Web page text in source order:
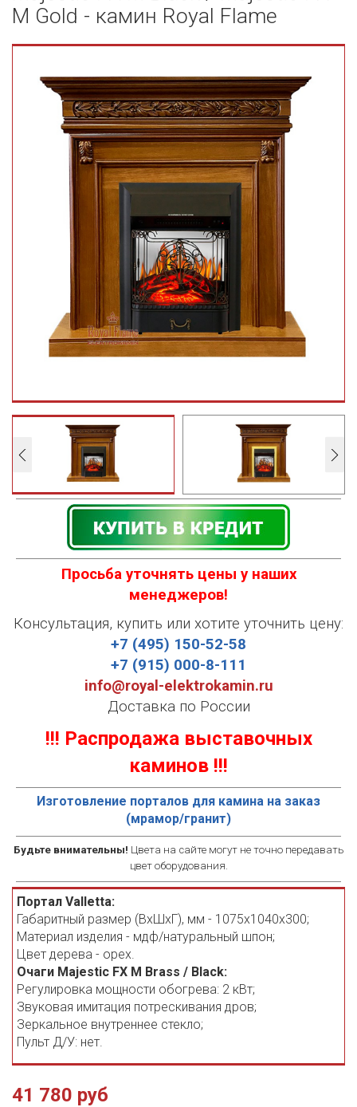
M Gold - камин Royal Flame
Просьба уточнять цены у наших
менеджеров!
Консультация, купить или хотите уточнить цену:
+7 (495) 150-52-58
+7 (915) 000-8-111
info@royal-elektrokamin.ru
Доставка по России
!!! Распродажа выставочных
каминов !!!
Изготовление порталов для камина на заказ
(мрамор/гранит)
Будьте внимательны! Цвета на сайте могут не точно передавать
цвет оборудования.
Портал Valletta:
Габаритный размер (ВхШхГ), мм - 1075х1040х300;
Материал изделия - мдф/натуральный шпон;
Цвет дерева - орех.
Очаги Majestic FX M Brass / Black:
Регулировка мощности обогрева: 2 кВт;
Звуковая имитация потрескивания дров;
Зеркальное внутреннее стекло;
Пульт Д/У: нет.
41 780 руб